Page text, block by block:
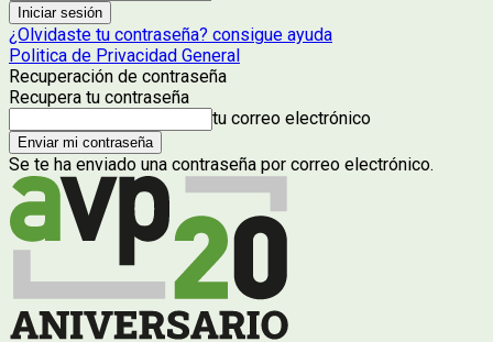
¿Olvidaste tu contraseña? consigue ayuda
Politica de Privacidad General
Recuperación de contraseña
Recupera tu contraseña
tu correo electrónico
Se te ha enviado una contraseña por correo electrónico.